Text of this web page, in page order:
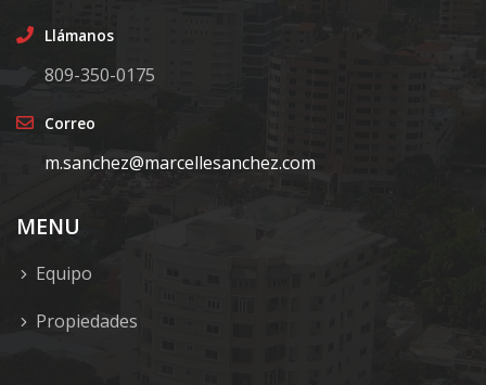
Llámanos
809-350-0175
Correo
m.sanchez@marcellesanchez.com
MENU
Equipo
Propiedades